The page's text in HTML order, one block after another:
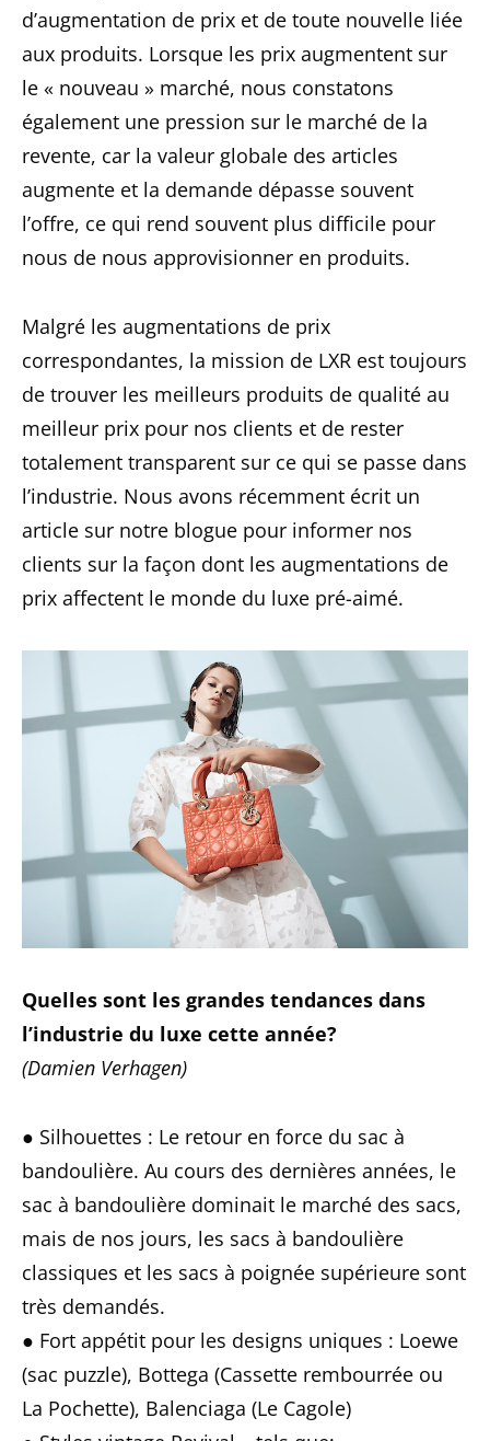
d’augmentation de prix et de toute nouvelle liée
aux produits. Lorsque les prix augmentent sur
le « nouveau » marché, nous constatons
également une pression sur le marché de la
revente, car la valeur globale des articles
augmente et la demande dépasse souvent
l’offre, ce qui rend souvent plus difficile pour
nous de nous approvisionner en produits.
Malgré les augmentations de prix
correspondantes, la mission de LXR est toujours
de trouver les meilleurs produits de qualité au
meilleur prix pour nos clients et de rester
totalement transparent sur ce qui se passe dans
l’industrie. Nous avons récemment écrit un
article sur notre blogue pour informer nos
clients sur la façon dont les augmentations de
prix affectent le monde du luxe pré-aimé.
Quelles sont les grandes tendances dans
l’industrie du luxe cette année?
(Damien Verhagen)
● Silhouettes : Le retour en force du sac à
bandoulière. Au cours des dernières années, le
sac à bandoulière dominait le marché des sacs,
mais de nos jours, les sacs à bandoulière
classiques et les sacs à poignée supérieure sont
très demandés.
● Fort appétit pour les designs uniques : Loewe
(sac puzzle), Bottega (Cassette rembourrée ou
La Pochette), Balenciaga (Le Cagole)